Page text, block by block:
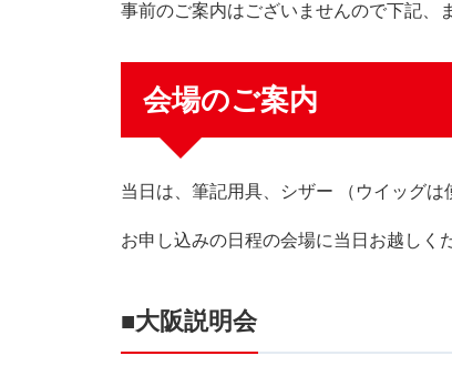
事前のご案内はございませんので下記、
会場のご案内
当日は、筆記用具、シザー （ウイッグは
お申し込みの日程の会場に当日お越しく
■大阪説明会